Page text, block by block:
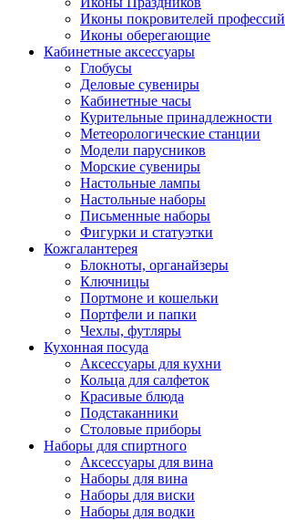
Иконы покровителей профессий
Иконы оберегающие
Кабинетные аксессуары
Глобусы
Деловые сувениры
Кабинетные часы
Курительные принадлежности
Метеорологические станции
Модели парусников
Морские сувениры
Настольные лампы
Настольные наборы
Письменные наборы
Фигурки и статуэтки
Кожгалантерея
Блокноты, органайзеры
Ключницы
Портмоне и кошельки
Портфели и папки
Чехлы, футляры
Кухонная посуда
Аксессуары для кухни
Кольца для салфеток
Красивые блюда
Подстаканники
Столовые приборы
Наборы для спиртного
Аксессуары для вина
Наборы для вина
Наборы для виски
Наборы для водки